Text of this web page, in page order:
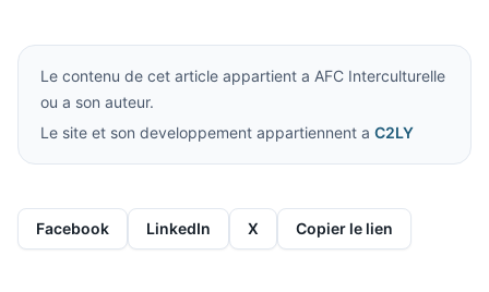
Le contenu de cet article appartient a AFC Interculturelle
ou a son auteur.
Le site et son developpement appartiennent a C2LY
Facebook LinkedIn X Copier le lien